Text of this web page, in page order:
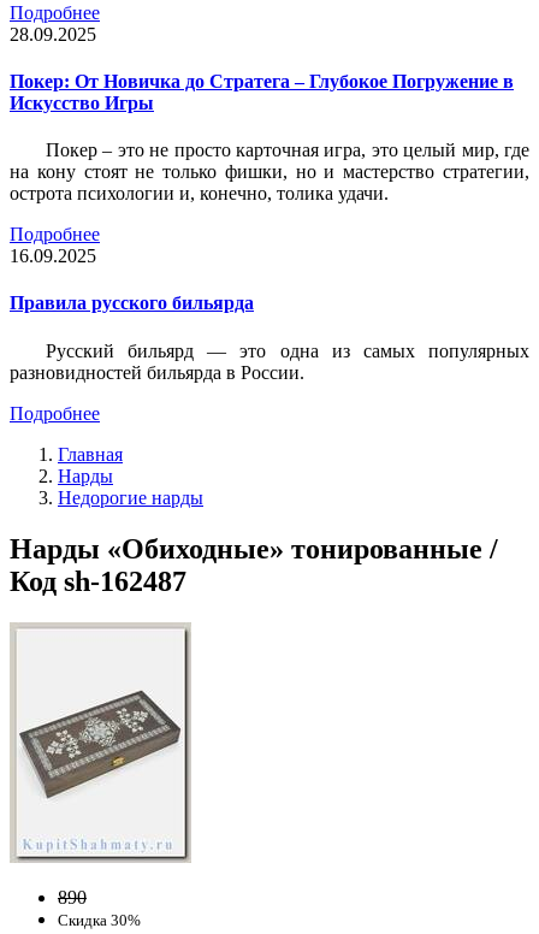
Подробнее
28.09.2025
Покер: От Новичка до Стратега – Глубокое Погружение в
Искусство Игры
Покер – это не просто карточная игра, это целый мир, где
на кону стоят не только фишки, но и мастерство стратегии,
острота психологии и, конечно, толика удачи.
Подробнее
16.09.2025
Правила русского бильярда
Русский бильярд — это одна из самых популярных
разновидностей бильярда в России.
Подробнее
Главная
Нарды
Недорогие нарды
Нарды «Обиходные» тонированные /
Код sh-162487
890
Скидка 30%